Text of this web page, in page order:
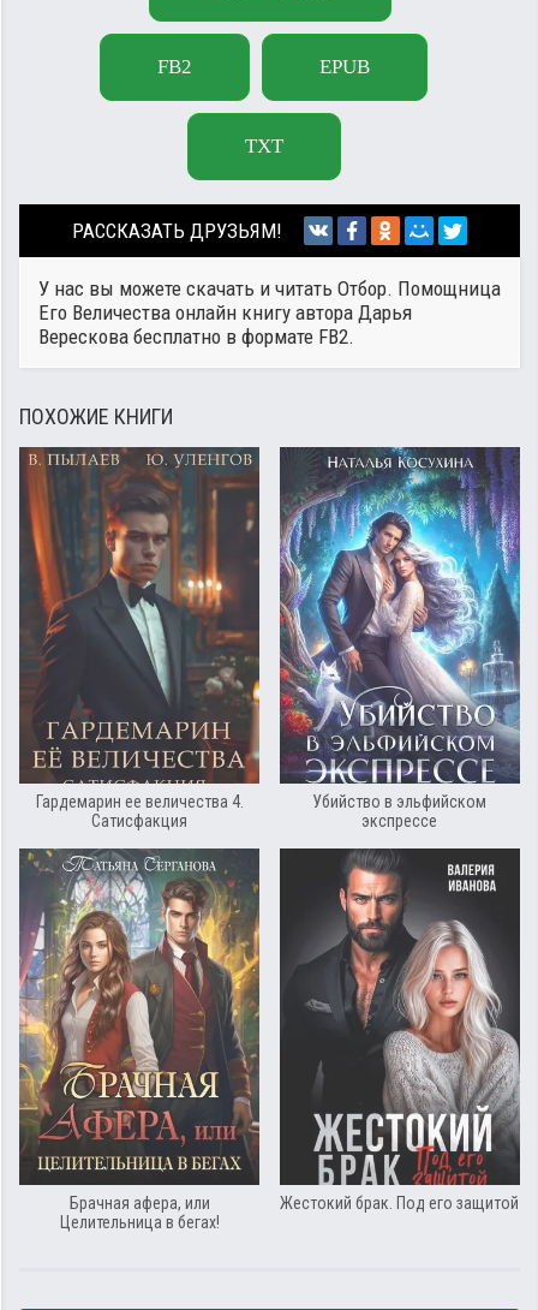
FB2 EPUB
TXT
РАССКАЗАТЬ ДРУЗЬЯМ!
У нас вы можете скачать и читать Отбор. Помощница
Его Величества онлайн книгу автора Дарья
Верескова бесплатно в формате FB2.
ПОХОЖИЕ КНИГИ
Гардемарин ее величества 4.
Сатисфакция
Убийство в эльфийском
экспрессе
Брачная афера, или
Целительница в бегах!
Жестокий брак. Под его защитой